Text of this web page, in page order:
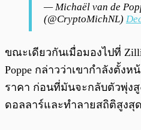
— Michaël van de
(@CryptoMichNL)
ขณะเดียวกันเมื่อมองไปที่
Poppe กล่าวว่าเขากำลังตั้ง
ราคา ก่อนที่มันจะกลับตัวพุ่งสู
ดอลลาร์และทำลายสถิติสูงสุ